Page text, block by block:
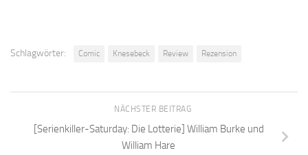
Schlagwörter: Comic Knesebeck Review Rezension
NÄCHSTER BEITRAG
[Serienkiller-Saturday: Die Lotterie] William Burke und
William Hare